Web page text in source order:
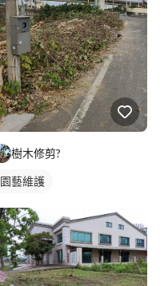
樹木修剪?
園藝維護